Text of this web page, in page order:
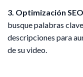
3. Optimización
busque palabras
descripciones para
de su video.